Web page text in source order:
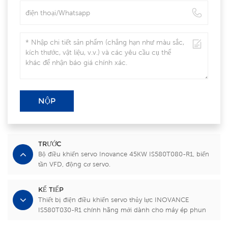
NỘP
TRƯỚC
Bộ điều khiển servo Inovance 45KW IS580T080-R1, biến
tần VFD, động cơ servo.
KẾ TIẾP
Thiết bị điện điều khiển servo thủy lực INOVANCE
IS580T030-R1 chính hãng mới dành cho máy ép phun